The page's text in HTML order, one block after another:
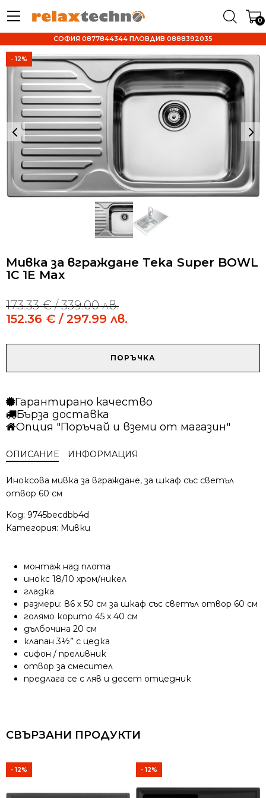
0
СОФИЯ 0877844344 ПЛОВДИВ 0888392035
- 12%
Мивка за вграждане Teka Super BOWL
1C 1E Max
173.33€/ 339.00 лв.
Original
price
173.33 €
152.36 € / 297.99 лв.
Current
price
152.36 €
вграждане
Teka
Super
1C
Max
ПОРЪЧКА
Гарантирано качество
Бърза доставка
Опция "Поръчай и вземи от магазин"
ОПИСАНИЕ ИНФОРМАЦИЯ
Иноксова мивка за вграждане, за шкаф със светъл
отвор 60 см
Код: 9745becdbb4d
Категория: Мивки
монтаж над плота
инокс 18/10 хром/никел
гладка
размери: 86 х 50 см за шкаф със светъл отвор 60 см
голямо корито 45 х 40 см
дълбочина 20 см
клапан 3½” с цедка
сифон / преливник
отвор за смесител
предлага се с ляв и десет отцедник
СВЪРЗАНИ ПРОДУКТИ
- 12% - 12%